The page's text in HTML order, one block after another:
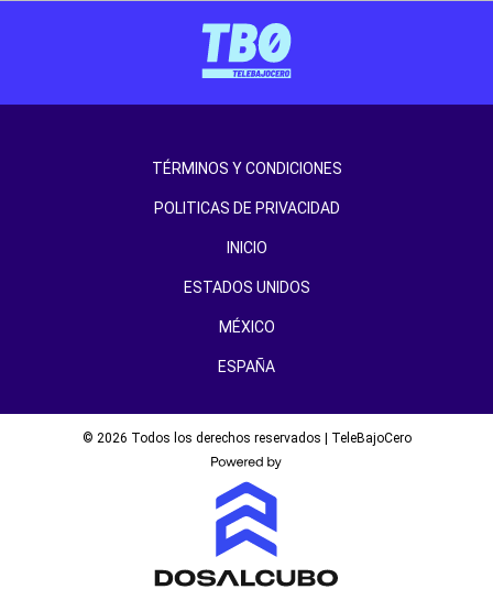
TÉRMINOS Y CONDICIONES
POLITICAS DE PRIVACIDAD
INICIO
ESTADOS UNIDOS
MÉXICO
ESPAÑA
© 2026 Todos los derechos reservados | TeleBajoCero